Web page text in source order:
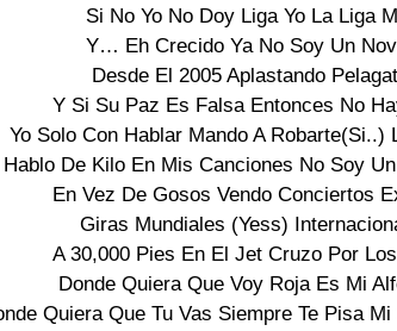
Si No Yo No Doy Liga Yo La Liga
Y… Eh Crecido Ya No Soy Un
Desde El 2005 Aplastando
Y Si Su Paz Es Falsa Entonces No
Yo Solo Con Hablar Mando A Robarte(Si..)
Hablo De Kilo En Mis Canciones No Soy
En Vez De Gosos Vendo Conciertos
Giras Mundiales (Yess)
A 30,000 Pies En El Jet Cruzo Por
Donde Quiera Que Voy Roja Es Mi
Quiera Que Tu Vas Siempre Te Pisa